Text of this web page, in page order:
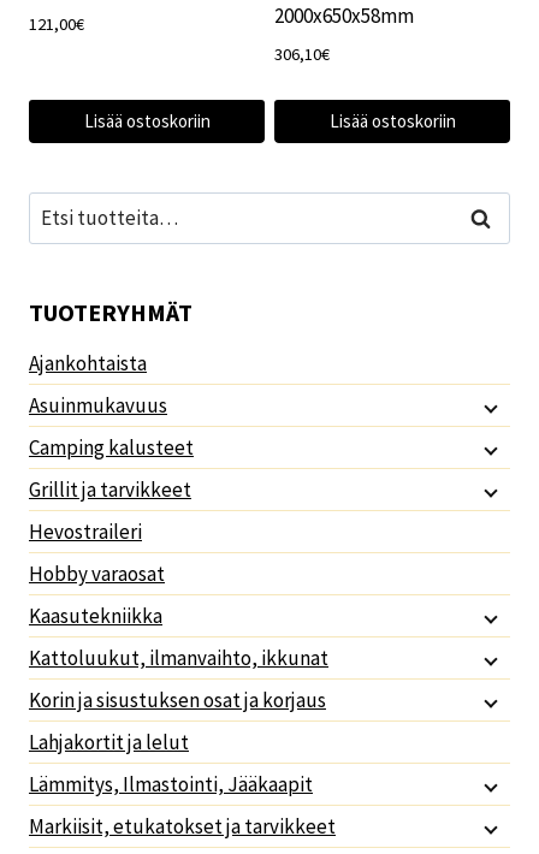
121,00€
Lisää ostoskoriin
2000x650x58mm
306,10€
Lisää ostoskoriin
Etsi: Haku
TUOTERYHMÄT
Ajankohtaista
Asuinmukavuus
Camping kalusteet
Grillit ja tarvikkeet
Hevostraileri
Hobby varaosat
Kaasutekniikka
Kattoluukut, ilmanvaihto, ikkunat
Korin ja sisustuksen osat ja korjaus
Lahjakortit ja lelut
Lämmitys, Ilmastointi, Jääkaapit
Markiisit, etukatokset ja tarvikkeet